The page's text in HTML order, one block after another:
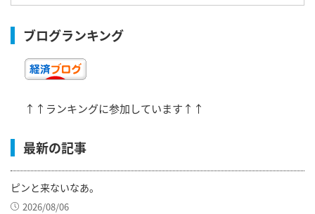
ブログランキング
↑↑ランキングに参加しています↑↑
最新の記事
ピンと来ないなあ。
2026/08/06